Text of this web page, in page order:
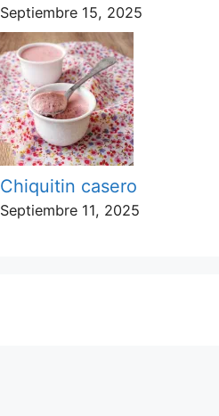
Septiembre 15, 2025
Chiquitin casero
Septiembre 11, 2025